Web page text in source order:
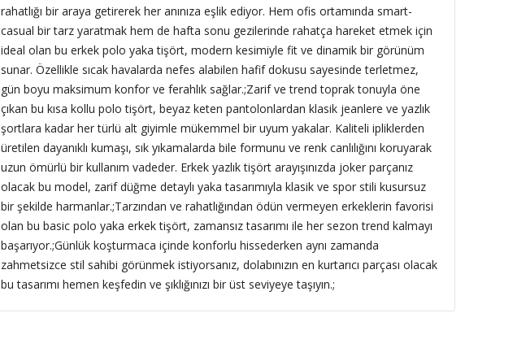
rahatlığı bir araya getirerek her anınıza eşlik ediyor. Hem ofis ortamında smart-
casual bir tarz yaratmak hem de hafta sonu gezilerinde rahatça hareket etmek için
ideal olan bu erkek polo yaka tişört, modern kesimiyle fit ve dinamik bir görünüm
sunar. Özellikle sıcak havalarda nefes alabilen hafif dokusu sayesinde terletmez,
gün boyu maksimum konfor ve ferahlık sağlar.;Zarif ve trend toprak tonuyla öne
çıkan bu kısa kollu polo tişört, beyaz keten pantolonlardan klasik jeanlere ve yazlık
şortlara kadar her türlü alt giyimle mükemmel bir uyum yakalar. Kaliteli ipliklerden
üretilen dayanıklı kumaşı, sık yıkamalarda bile formunu ve renk canlılığını koruyarak
uzun ömürlü bir kullanım vadeder. Erkek yazlık tişört arayışınızda joker parçanız
olacak bu model, zarif düğme detaylı yaka tasarımıyla klasik ve spor stili kusursuz
bir şekilde harmanlar.;Tarzından ve rahatlığından ödün vermeyen erkeklerin favorisi
olan bu basic polo yaka erkek tişört, zamansız tasarımı ile her sezon trend kalmayı
başarıyor.;Günlük koşturmaca içinde konforlu hissederken aynı zamanda
zahmetsizce stil sahibi görünmek istiyorsanız, dolabınızın en kurtarıcı parçası olacak
bu tasarımı hemen keşfedin ve şıklığınızı bir üst seviyeye taşıyın.;